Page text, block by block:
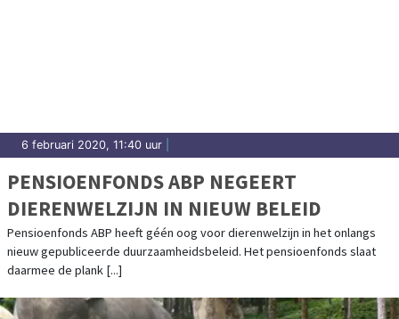
6 februari 2020, 11:40 uur
PENSIOENFONDS ABP NEGEERT
DIERENWELZIJN IN NIEUW BELEID
Pensioenfonds ABP heeft géén oog voor dierenwelzijn in het onlangs
nieuw gepubliceerde duurzaamheidsbeleid. Het pensioenfonds slaat
daarmee de plank [...]